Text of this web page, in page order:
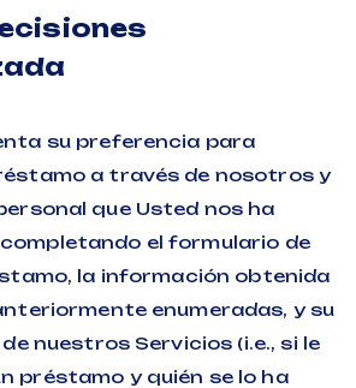
su preferencia para
a través de nosotros y
que Usted nos ha
el formulario de
la información obtenida
enumeradas, y su
nuestros Servicios (i.e., si le
préstamo y quién se lo ha